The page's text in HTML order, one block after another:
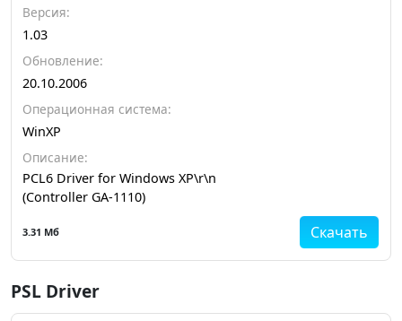
Версия:
1.03
Обновление:
20.10.2006
Операционная система:
WinXP
Описание:
PCL6 Driver for Windows XP\r\n
(Controller GA-1110)
Скачать
3.31 Мб
PSL Driver